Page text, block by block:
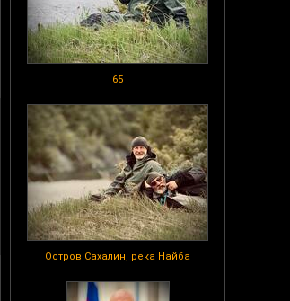
65
Остров Сахалин, река Найба